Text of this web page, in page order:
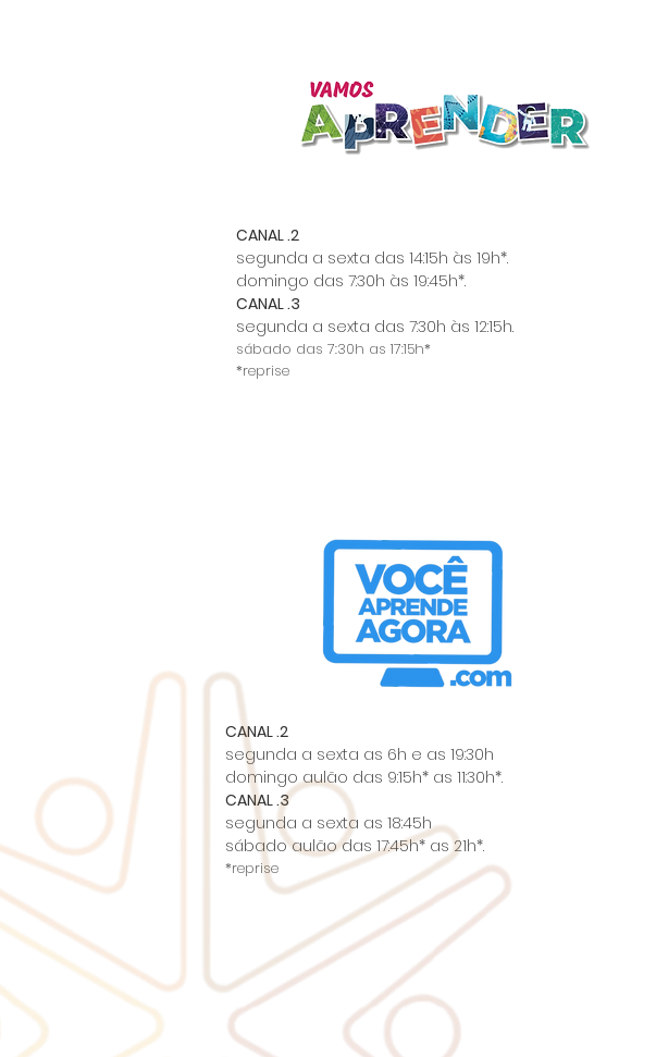
CANAL .2
segunda a sexta das 14:15h às 19h*.
domingo das 7:30h às 19:45h*.
CANAL .3
segunda a sexta das 7:30h às 12:15h.
sábado das 7:30h as 17:15h*
*reprise
CANAL .2
segunda a sexta as 6h e as 19:30h
domingo aulão das 9:15h* as 11:30h*.
CANAL .3
segunda a sexta as 18:45h
sábado aulão das 17:45h* as 21h*.
*reprise